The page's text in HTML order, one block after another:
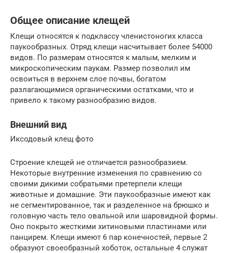
Общее описание клещей
Клещи относятся к подклассу членистоногих класса
паукообразных. Отряд клещи насчитывает более 54000
видов. По размерам относятся к малым, мелким и
микроскопическим паукам. Размер позволил им
освоиться в верхнем слое почвы, богатом
разлагающимися органическими остатками, что и
привело к такому разнообразию видов.
Внешний вид
Иксодовый клещ фото
Строение клещей не отличается разнообразием.
Некоторые внутренние изменения по сравнению со
своими дикими собратьями претерпели клещи
животные и домашние. Эти паукообразные имеют как
не сегментированное, так и разделенное на брюшко и
головную часть тело овальной или шаровидной формы.
Оно покрыто жесткими хитиновыми пластинами или
панцирем. Клещи имеют 6 пар конечностей, первые 2
образуют своеобразный хоботок, остальные 4 служат